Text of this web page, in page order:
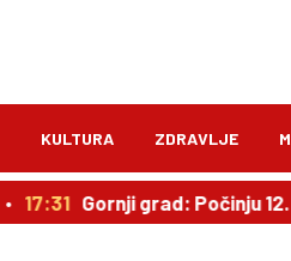
KULTURA ZDRAVLJE
17:31 Gornji grad: Počinju 12.